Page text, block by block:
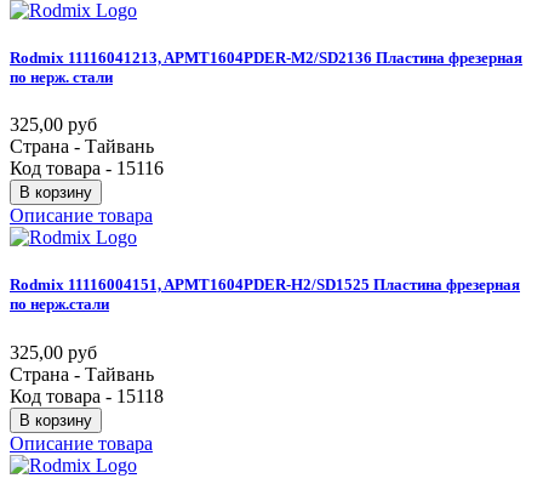
Rodmix 11116041213,APMT1604PDER-M2/SD2136 Пластина фрезерная
по нерж. стали
325,00 руб
Страна - Тайвань
Код товара - 15116
В корзину
Описание товара
Rodmix 11116004151,APMT1604PDER-H2/SD1525 Пластина фрезерная
по нерж.стали
325,00 руб
Страна - Тайвань
Код товара - 15118
В корзину
Описание товара